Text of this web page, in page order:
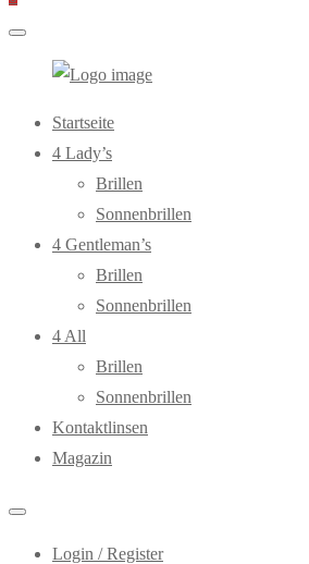
Primary
Menu
Startseite
4 Lady’s
Brillen
Sonnenbrillen
4 Gentleman’s
Brillen
Sonnenbrillen
4 All
Brillen
Sonnenbrillen
Kontaktlinsen
Magazin
Login / Register